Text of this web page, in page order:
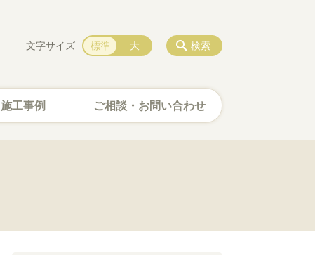
施工事例 ご相談・お問い合わせ
検索
文字サイズ 標準 大